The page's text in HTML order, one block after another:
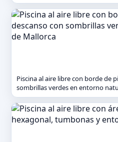
Piscina al aire libre con borde de
sombrillas verdes en entorno